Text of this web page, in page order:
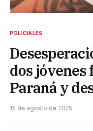
POLICIALES
dos jóvenes
Paraná y
15 de agosto de 2025